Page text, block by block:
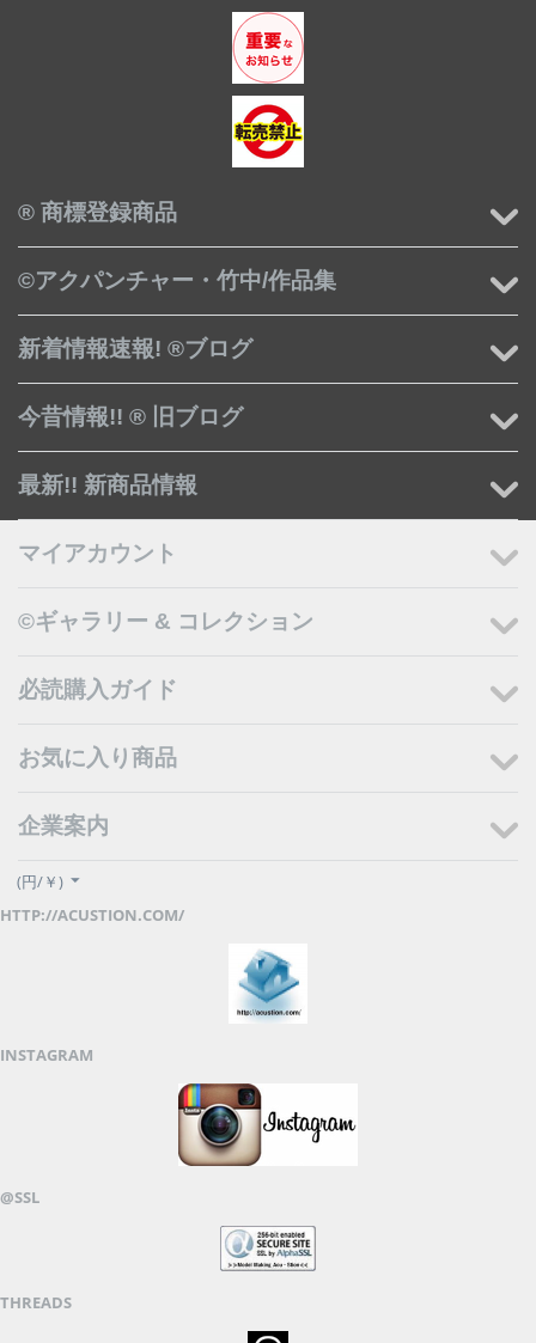
® 商標登録商品
©アクパンチャー・竹中/作品集
新着情報速報! ®ブログ
今昔情報!! ® 旧ブログ
最新!! 新商品情報
マイアカウント
©ギャラリー & コレクション
必読購入ガイド
お気に入り商品
企業案内
(円/￥)
HTTP://ACUSTION.COM/
INSTAGRAM
@SSL
THREADS